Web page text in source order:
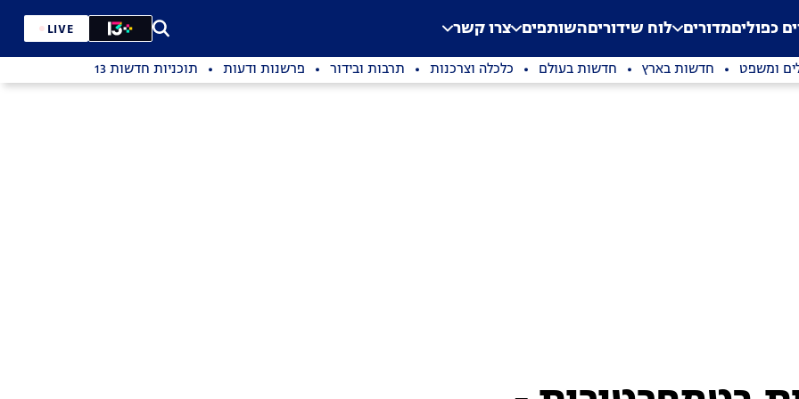
Application error: a
. כפוליםמדורים לוח שידוריםהשותפים צרו קשר LIVE
ומשפט חדשות בארץ חדשות בעולם כלכלה וצרכנות תרבות ובידור פרשנות ודעות תוכניות חדשות 13